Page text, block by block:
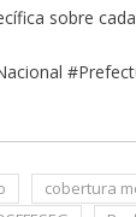
sobre
cobertura